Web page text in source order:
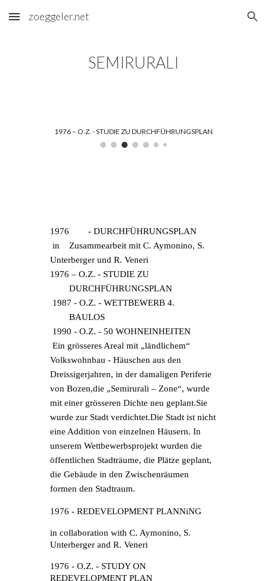
Skip to main content Skip to navigation
zoeggeler.net
SEMIRURALI
1976 – O.Z. - STUDIE ZU DURCHFÜHRUNGSPLAN
1976
- DURCHFÜHRUNGSPLAN
in
Zusammearbeit mit C. Aymonino, S.
Unterberger und R. Veneri
1976 – O.Z. - STUDIE ZU
DURCHFÜHRUNGSPLAN
1987 - O.Z. - WETTBEWERB 4.
BAULOS
1990 - O.Z. - 50 WOHNEINHEITEN
Ein grösseres Areal mit „ländlichem“
Volkswohnbau - Häuschen aus den
Dreissigerjahren, in der damaligen Periferie
von Bozen,die „Semirurali – Zone“, wurde
mit einer grösseren Dichte neu geplant.Sie
wurde zur Stadt verdichtet.Die Stadt ist nicht
eine Addition von einzelnen Häusern. In
unserem Wettbewerbsprojekt wurden die
öffentlichen Stadträume, die Plätze geplant,
die Gebäude in den Zwischenräumen
formen den Stadtraum.
1976 - REDEVELOPMENT PLANNiNG
in collaboration with C. Aymonino, S.
Unterberger and R. Veneri
1976 - O.Z. - STUDY ON
REDEVELOPMENT PLAN